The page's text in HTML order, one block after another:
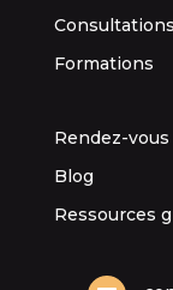
Consultations
Formations
Rendez-vous
Blog
Ressources